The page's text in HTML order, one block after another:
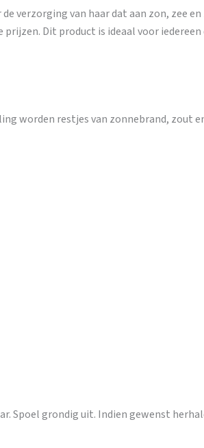
verzorging van haar dat aan zon, zee
Dit product is ideaal voor
worden restjes van zonnebrand, zout
Spoel grondig uit. Indien gewenst